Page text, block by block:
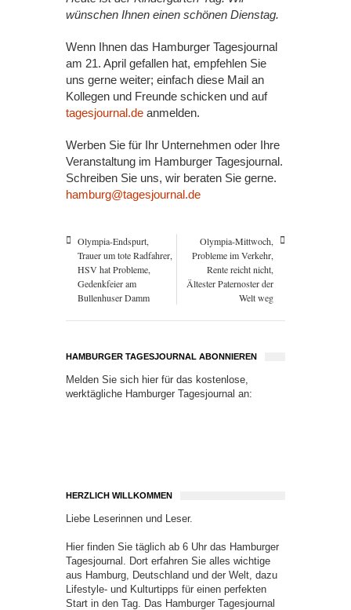
wünschen Ihnen einen schönen Dienstag.
Wenn Ihnen das Hamburger Tagesjournal
am 21. April gefallen hat, empfehlen Sie
uns gerne weiter; einfach diese Mail an
Kollegen und Freunde schicken und auf
tagesjournal.de anmelden.
Werben Sie für Ihr Unternehmen oder Ihre
Veranstaltung im Hamburger Tagesjournal.
Schreiben Sie uns, wir beraten Sie gerne.
hamburg@tagesjournal.de
Olympia-Endspurt,
Trauer um tote Radfahrer,
HSV hat Probleme,
Gedenkfeier am
Bullenhuser Damm
Olympia-Mittwoch,
Probleme im Verkehr,
Rente reicht nicht,
Ältester Paternoster der
Welt weg
HAMBURGER TAGESJOURNAL ABONNIEREN
Melden Sie sich hier für das kostenlose,
werktägliche Hamburger Tagesjournal an:
HERZLICH WILLKOMMEN
Liebe Leserinnen und Leser.
Hier finden Sie täglich ab 6 Uhr das Hamburger
Tagesjournal. Dort erfahren Sie alles wichtige
aus Hamburg, Deutschland und der Welt, dazu
Lifestyle- und Kulturtipps für einen perfekten
Start in den Tag. Das Hamburger Tagesjournal